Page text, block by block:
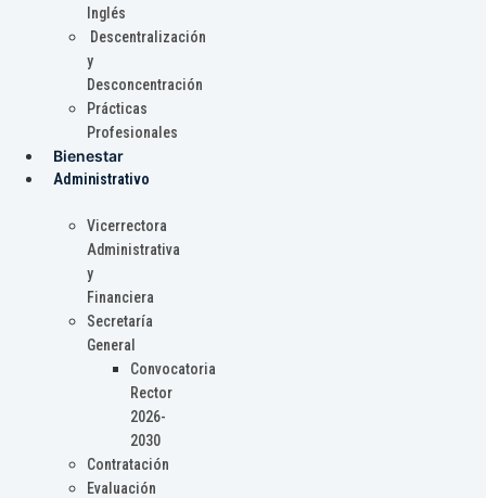
Inglés
Descentralización
y
Desconcentración
Prácticas
Profesionales
Bienestar
Administrativo
Vicerrectora
Administrativa
y
Financiera
Secretaría
General
Convocatoria
Rector
2026-
2030
Contratación
Evaluación